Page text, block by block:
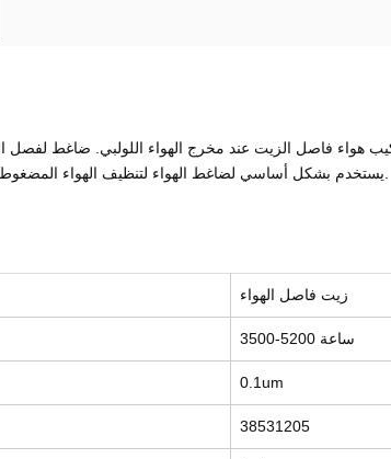
زيت فاصل الهواء
3500-5200 ساعة
0.1um
38531205